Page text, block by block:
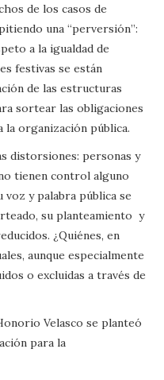
de los casos de
una “perversión”:
a la igualdad de
festivas se están
de las estructuras
sortear las obligaciones
la organización pública.
distorsiones: personas y
tienen control alguno
voz y palabra pública se
su planteamiento y
¿Quiénes, en
aunque especialmente
o excluidas a través de
Velasco se planteó
para la